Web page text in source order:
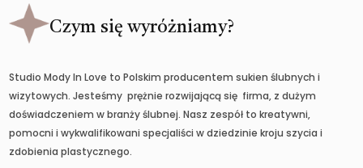
Czym się wyróżniamy?
Studio Mody In Love to Polskim producentem sukien ślubnych i
wizytowych. Jesteśmy prężnie rozwijającą się firma, z dużym
doświadczeniem w branży ślubnej. Nasz zespół to kreatywni,
pomocni i wykwalifikowani specjaliści w dziedzinie kroju szycia i
zdobienia plastycznego.